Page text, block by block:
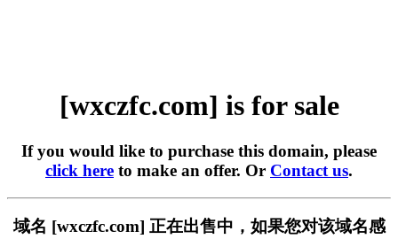
[wxczfc.com] is for sale
If you would like to purchase this domain, please
click here to make an offer. Or Contact us.
域名 [wxczfc.com] 正在出售中，如果您对该域名感